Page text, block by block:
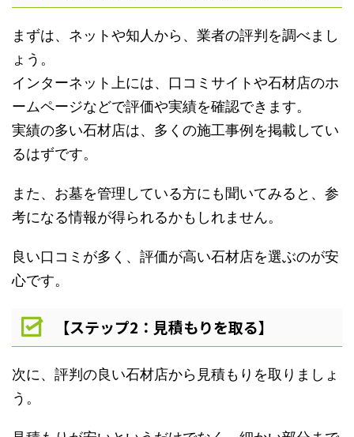
まずは、ネットや知人から、業者の評判を調べまし
ょう。
インターネット上には、口コミサイトや石材店のホ
ームページなどで評価や実績を確認できます。
実績の多い石材店は、多くの施工事例を掲載してい
るはずです。
また、お墓を管理している方にも聞いてみると、参
考になる情報が得られるかもしれません。
良い口コミが多く、評価が高い石材店を選ぶのが安
心です。
【ステップ2：見積もりを取る】
次に、評判の良い石材店から見積もりを取りましょ
う。